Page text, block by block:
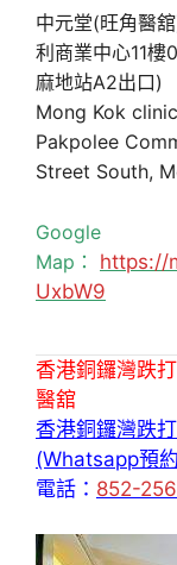
中元堂(旺角醫
利商業中心11
麻地站A2出口)
Mong Kok
Pakpolee
Street South,
Google
Map： https://
UxbW9
香港銅鑼灣跌
醫舘
香港銅鑼灣跌
(Whatsapp預
電話： 852-